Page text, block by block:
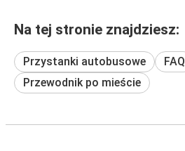
Na tej stronie znajdziesz:
Przystanki autobusowe
FAQ
Przewodnik po mieście